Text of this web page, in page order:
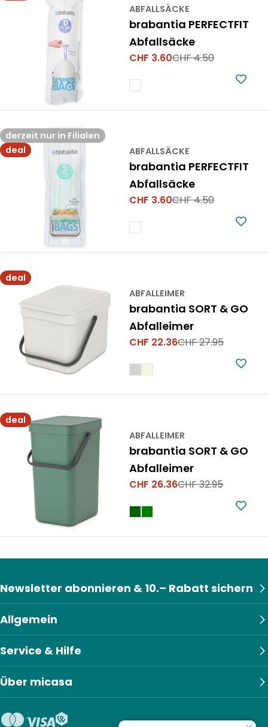
ABFALLSÄCKE
brabantia PERFECTFIT
Abfallsäcke
Verkaufspreis
CHF 3.60
RegulärerCHF 4.50
derzeit nur in Filialen
deal
ABFALLSÄCKE
brabantia PERFECTFIT
Abfallsäcke
Verkaufspreis
CHF 3.60
RegulärerCHF 4.50
deal
ABFALLEIMER
brabantia SORT & GO
Abfalleimer
Verkaufspreis
CHF 22.36
RegulärerCHF 27.95
deal
ABFALLEIMER
brabantia SORT & GO
Abfalleimer
Verkaufspreis
CHF 26.36
RegulärerCHF 32.95
Allgemein
Service & Hilfe
Über micasa
Newsletter abonnieren & 10.– Rabatt sichern